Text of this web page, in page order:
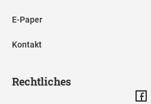
E-Paper
Kontakt
Rechtliches